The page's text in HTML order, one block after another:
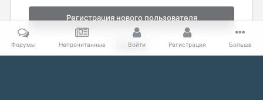
Регистрация нового пользователя
Войти
Уже есть аккаунт? Войти в систему.
Форумы Непрочитанные Войти Регистрация Больше